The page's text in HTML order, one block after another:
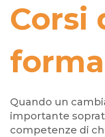
Corsi
Quando un
importante
competenze di